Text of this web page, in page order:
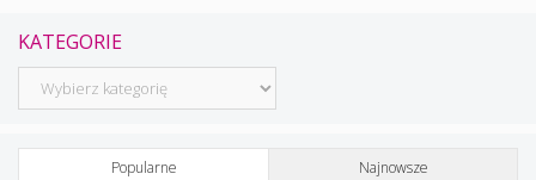
KATEGORIE
Kategorie
Popularne Najnowsze